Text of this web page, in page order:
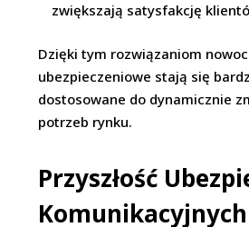
zwiększają satysfakcję
Dzięki tym rozwiązaniom
ubezpieczeniowe stają się
dostosowane do dynamicznie
potrzeb rynku.
Przyszłość
Komunikacyjnych